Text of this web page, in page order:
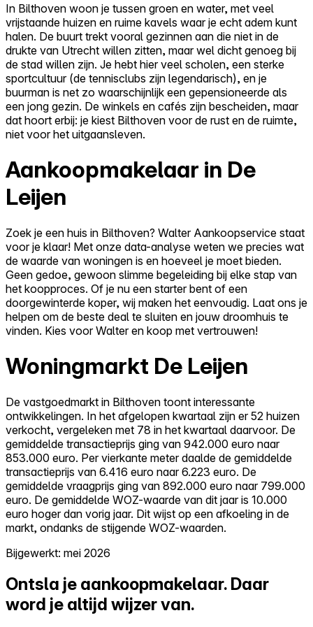
In Bilthoven woon je tussen groen en water, met veel
vrijstaande huizen en ruime kavels waar je echt adem kunt
halen. De buurt trekt vooral gezinnen aan die niet in de
drukte van Utrecht willen zitten, maar wel dicht genoeg bij
de stad willen zijn. Je hebt hier veel scholen, een sterke
sportcultuur (de tennisclubs zijn legendarisch), en je
buurman is net zo waarschijnlijk een gepensioneerde als
een jong gezin. De winkels en cafés zijn bescheiden, maar
dat hoort erbij: je kiest Bilthoven voor de rust en de ruimte,
niet voor het uitgaansleven.
Aankoopmakelaar in De
Leijen
Zoek je een huis in Bilthoven? Walter Aankoopservice staat
voor je klaar! Met onze data-analyse weten we precies wat
de waarde van woningen is en hoeveel je moet bieden.
Geen gedoe, gewoon slimme begeleiding bij elke stap van
het koopproces. Of je nu een starter bent of een
doorgewinterde koper, wij maken het eenvoudig. Laat ons je
helpen om de beste deal te sluiten en jouw droomhuis te
vinden. Kies voor Walter en koop met vertrouwen!
Woningmarkt De Leijen
De vastgoedmarkt in Bilthoven toont interessante
ontwikkelingen. In het afgelopen kwartaal zijn er 52 huizen
verkocht, vergeleken met 78 in het kwartaal daarvoor. De
gemiddelde transactieprijs ging van 942.000 euro naar
853.000 euro. Per vierkante meter daalde de gemiddelde
transactieprijs van 6.416 euro naar 6.223 euro. De
gemiddelde vraagprijs ging van 892.000 euro naar 799.000
euro. De gemiddelde WOZ-waarde van dit jaar is 10.000
euro hoger dan vorig jaar. Dit wijst op een afkoeling in de
markt, ondanks de stijgende WOZ-waarden.
Bijgewerkt: mei 2026
Ontsla je aankoopmakelaar. Daar
word je altijd wijzer van.